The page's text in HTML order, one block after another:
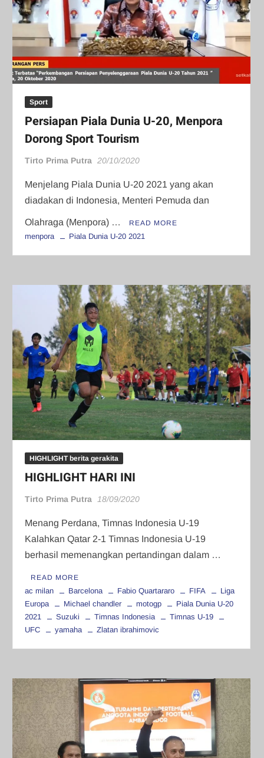
Sport
Persiapan Piala Dunia U-20, Menpora
Dorong Sport Tourism
Tirto Prima Putra 20/10/2020
Menjelang Piala Dunia U-20 2021 yang akan
diadakan di Indonesia, Menteri Pemuda dan
Olahraga (Menpora) … READ MORE
menpora Piala Dunia U-20 2021
HIGHLIGHT berita gerakita
HIGHLIGHT HARI INI
Tirto Prima Putra 18/09/2020
Menang Perdana, Timnas Indonesia U-19
Kalahkan Qatar 2-1 Timnas Indonesia U-19
berhasil memenangkan pertandingan dalam …
READ MORE
ac milan Barcelona Fabio Quartararo FIFA
Liga
Europa
Michael chandler motogp
Piala Dunia U-20
2021
Suzuki Timnas Indonesia
Timnas U-19
UFC
yamaha Zlatan ibrahimovic